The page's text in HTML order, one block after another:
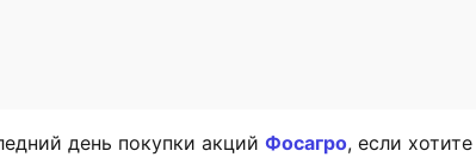
день покупки акций Фосагро, если хотите